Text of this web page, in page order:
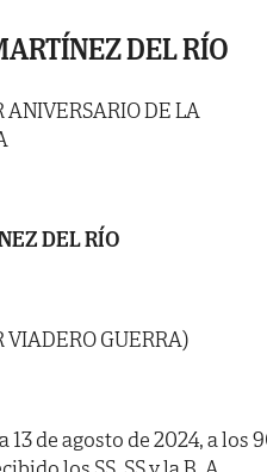
DEL RÍO
ANIVERSARIO DE LA
DEL RÍO
GUERRA)
de agosto de 2024, a los